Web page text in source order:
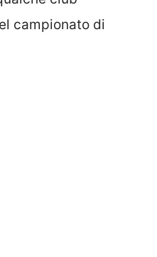
campionato di